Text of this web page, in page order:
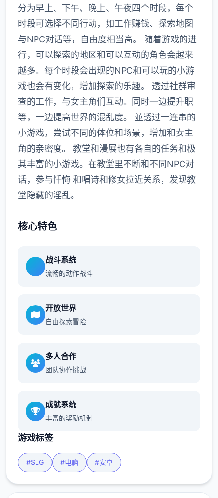
分为早上、下午、晚上、午夜四个时段，每个
时段可选择不同行动，如工作赚钱、探索地图
与NPC对话等，自由度相当高。 随着游戏的进
行，可以探索的地区和可以互动的角色会越来
越多。每个时段会出现的NPC和可以玩的小游
戏也会有变化，增加探索的乐趣。 透过社群审
查的工作，与女主角们互动。同时一边提升职
等，一边提高世界的混乱度。 並透过一连串的
小游戏，尝试不同的体位和场景，增加和女主
角的亲密度。 教堂和漫展也有各自的任务和极
其丰富的小游戏。在教堂里不断和不同NPC对
话，参与忏悔 和唱诗和修女拉近关系，发现教
堂隐藏的淫乱。
核心特色
战斗系统
流畅的动作战斗
开放世界
自由探索冒险
多人合作
团队协作挑战
成就系统
丰富的奖励机制
游戏标签
#SLG #电脑 #安卓